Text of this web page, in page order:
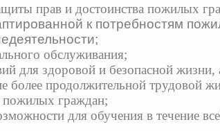
прав и достоинства пожилых
к потребностям
обслуживания;
для здоровой и безопасной жизни,
более продолжительной трудовой
пожилых граждан;
для обучения в течение